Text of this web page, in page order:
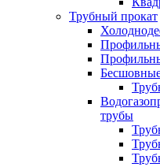
Трубный прокат
трубы